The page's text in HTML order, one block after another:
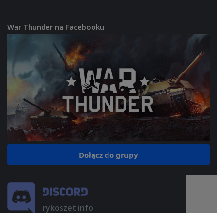
War Thunder na Facebooku
Dołącz do grupy
rykoszet.info